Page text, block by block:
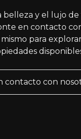
belleza y el lujo de
en contacto
para
contacto con